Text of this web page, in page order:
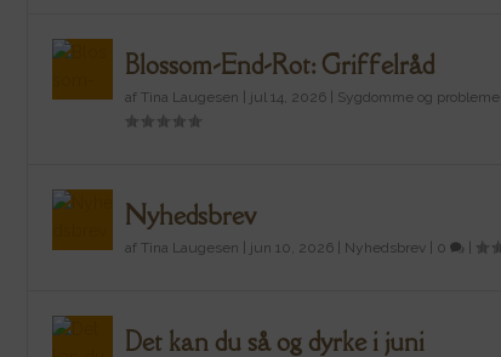
Blossom-End-Rot: Griffelråd
af Tina Laugesen jul 14, 2026 Sygdomme og
Nyhedsbrev
af Tina Laugesen jun 10, 2026 Nyhedsbrev 0
Det kan du så og dyrke i juni